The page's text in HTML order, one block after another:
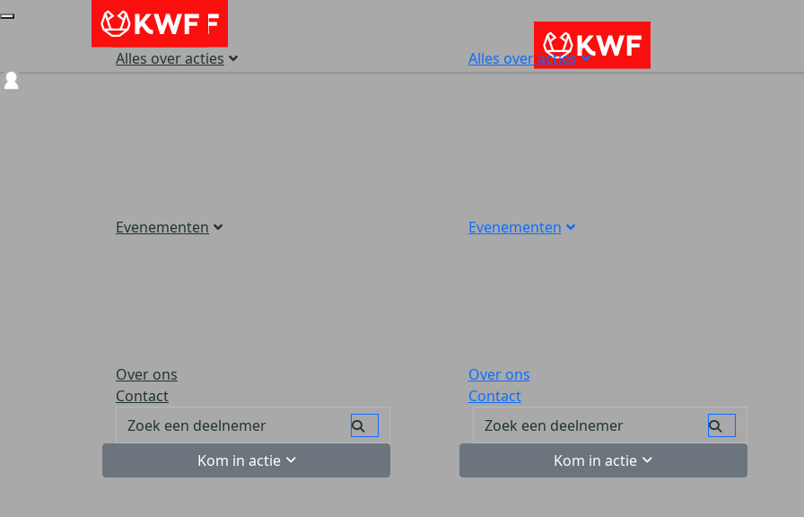
Alles over acties
Evenementen
Over ons
Contact
Kom in actie
Alles over acties
Evenementen
Over ons
Contact
Kom in actie